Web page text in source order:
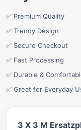
✅ Premium Quality
✅ Trendy Design
✅ Secure Checkout
✅ Fast Processing
✅ Durable &
✅ Great for Everyday
3 X 3 M